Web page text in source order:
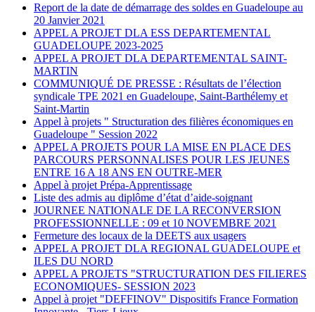
Report de la date de démarrage des soldes en Guadeloupe au
20 Janvier 2021
APPEL A PROJET DLA ESS DEPARTEMENTAL
GUADELOUPE 2023-2025
APPEL A PROJET DLA DEPARTEMENTAL SAINT-
MARTIN
COMMUNIQUÉ DE PRESSE : Résultats de l’élection
syndicale TPE 2021 en Guadeloupe, Saint-Barthélemy et
Saint-Martin
Appel à projets " Structuration des filières économiques en
Guadeloupe " Session 2022
APPEL A PROJETS POUR LA MISE EN PLACE DES
PARCOURS PERSONNALISES POUR LES JEUNES
ENTRE 16 A 18 ANS EN OUTRE-MER
Appel à projet Prépa-Apprentissage
Liste des admis au diplôme d’état d’aide-soignant
JOURNEE NATIONALE DE LA RECONVERSION
PROFESSIONNELLE : 09 et 10 NOVEMBRE 2021
Fermeture des locaux de la DEETS aux usagers
APPEL A PROJET DLA REGIONAL GUADELOUPE et
ILES DU NORD
APPEL A PROJETS "STRUCTURATION DES FILIERES
ECONOMIQUES- SESSION 2023
Appel à projet "DEFFINOV" Dispositifs France Formation